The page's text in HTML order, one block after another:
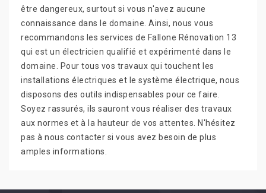
être dangereux, surtout si vous n'avez aucune
connaissance dans le domaine. Ainsi, nous vous
recommandons les services de Fallone Rénovation 13
qui est un électricien qualifié et expérimenté dans le
domaine. Pour tous vos travaux qui touchent les
installations électriques et le système électrique, nous
disposons des outils indispensables pour ce faire.
Soyez rassurés, ils sauront vous réaliser des travaux
aux normes et à la hauteur de vos attentes. N'hésitez
pas à nous contacter si vous avez besoin de plus
amples informations.